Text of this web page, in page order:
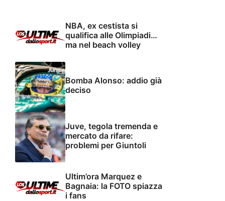
NBA, ex cestista si
qualifica alle Olimpiadi…
ma nel beach volley
Bomba Alonso: addio già
deciso
Juve, tegola tremenda e
mercato da rifare:
problemi per Giuntoli
Ultim’ora Marquez e
Bagnaia: la FOTO spiazza
i fans